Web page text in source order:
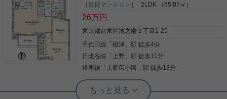
ゆったりした造りのマンションです。 駅まで徒歩３
分も魅力的 ペット飼育も相談可能（礼金１ヶ月増、
賃料５，０００円増）
写真(9)
詳細を見る
［賃貸マンション］ 2LDK （55.87㎡）
26万円
東京都台東区池之端３丁目1-25
千代田線 「根津 」駅 徒歩4分
日比谷線 「 上野 」駅 徒歩11分
銀座線 「 上野広小路 」駅 徒歩13分
根津駅前センター（実用根津ホーム株式会社 根津駅前センター） スタ
ッフ小西